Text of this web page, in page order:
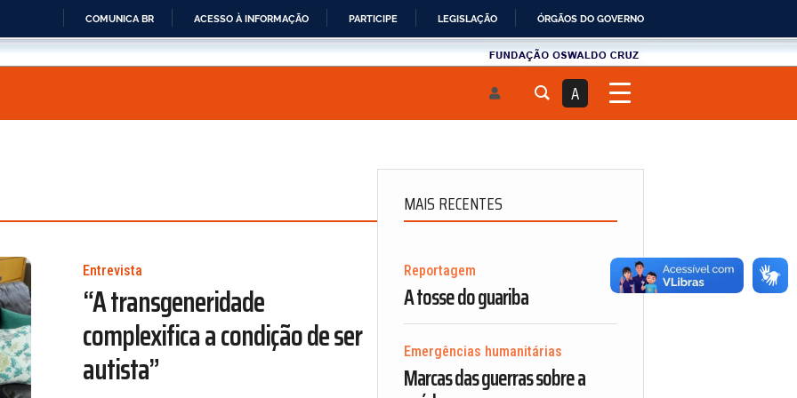
IR
COMUNICA BR ACESSO À INFORMAÇÃO PARTICIPE LEGISLAÇÃO ÓRGÃOS DO GOVERNO
Fundau00e7u00e3o
A
Entrevista
“A transgeneridade
complexifica a condição de ser
autista”
MAIS RECENTES
Reportagem
A tosse do guariba
Emergências humanitárias
Marcas das guerras sobre a